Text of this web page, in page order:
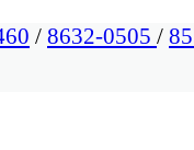
/ 8632-0505 /